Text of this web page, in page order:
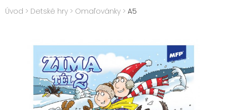
Úvod > Detské hry > Omaľovánky > A5